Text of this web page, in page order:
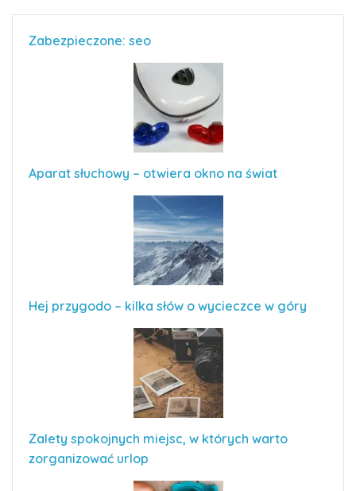
Zabezpieczone: seo
Aparat słuchowy – otwiera okno na świat
Hej przygodo – kilka słów o wycieczce w góry
Zalety spokojnych miejsc, w których warto
zorganizować urlop